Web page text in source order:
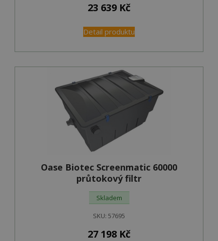
23 639 Kč
Detail produktu
Oase Biotec Screenmatic 60000
průtokový filtr
Skladem
SKU: 57695
27 198 Kč